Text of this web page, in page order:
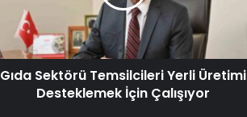
Gıda Sektörü Temsilcileri Yerli Üretimi
Desteklemek İçin Çalışıyor